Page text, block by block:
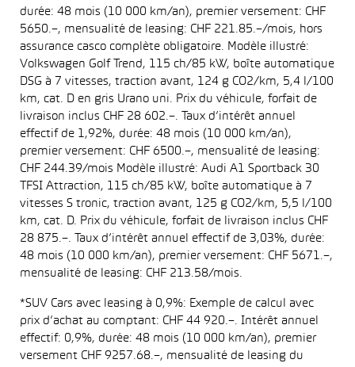
durée: 48 mois (10 000 km/an), premier versement: CHF
5650.–, mensualité de leasing: CHF 221.85.–/mois, hors
assurance casco complète obligatoire. Modèle illustré:
Volkswagen Golf Trend, 115 ch/85 kW, boîte automatique
DSG à 7 vitesses, traction avant, 124 g CO2/km, 5,4 l/100
km, cat. D en gris Urano uni. Prix du véhicule, forfait de
livraison inclus CHF 28 602.–. Taux d’intérêt annuel
effectif de 1,92%, durée: 48 mois (10 000 km/an),
premier versement: CHF 6500.–, mensualité de leasing:
CHF 244.39/mois Modèle illustré: Audi A1 Sportback 30
TFSI Attraction, 115 ch/85 kW, boîte automatique à 7
vitesses S tronic, traction avant, 125 g CO2/km, 5,5 l/100
km, cat. D. Prix du véhicule, forfait de livraison inclus CHF
28 875.–. Taux d’intérêt annuel effectif de 3,03%, durée:
48 mois (10 000 km/an), premier versement: CHF 5671.–,
mensualité de leasing: CHF 213.58/mois.
*SUV Cars avec leasing à 0,9%: Exemple de calcul avec
prix d’achat au comptant: CHF 44 920.–. Intérêt annuel
effectif: 0,9%, durée: 48 mois (10 000 km/an), premier
versement CHF 9257.68.–, mensualité de leasing du